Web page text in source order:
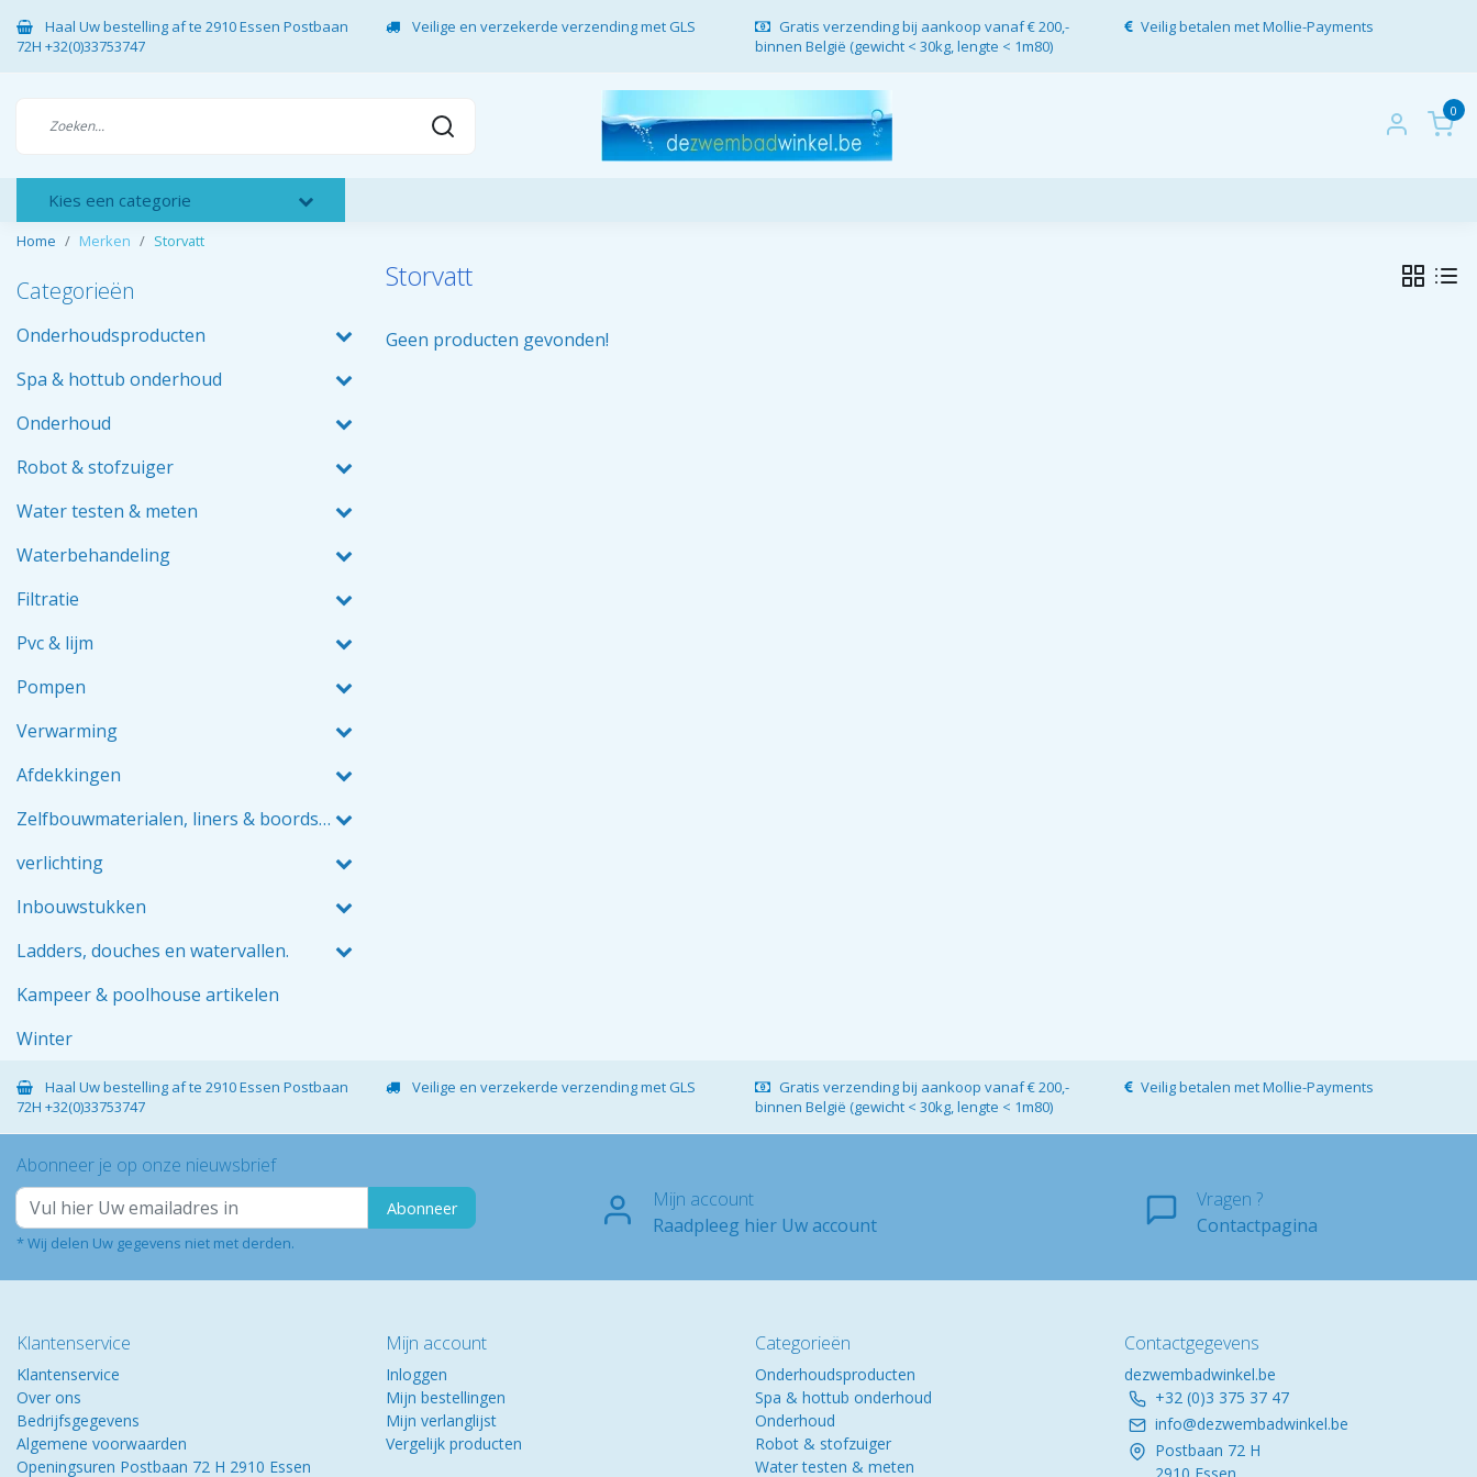
Haal Uw bestelling af te 2910 Essen Postbaan
72H +32(0)33753747
Veilige en verzekerde verzending met GLS
Gratis verzending bij aankoop vanaf € 200,-
binnen België (gewicht < 30kg, lengte < 1m80)
Veilig betalen met Mollie-Payments
0
Kies een categorie
Home Merken Storvatt
Categorieën
Onderhoudsproducten
Spa & hottub onderhoud
Onderhoud
Robot & stofzuiger
Water testen & meten
Waterbehandeling
Filtratie
Pvc & lijm
Pompen
Verwarming
Afdekkingen
Zelfbouwmaterialen, liners & boordstenen
verlichting
Inbouwstukken
Ladders, douches en watervallen.
Kampeer & poolhouse artikelen
Winter
Storvatt
Geen producten gevonden!
Haal Uw bestelling af te 2910 Essen Postbaan
72H +32(0)33753747
Veilige en verzekerde verzending met GLS
Gratis verzending bij aankoop vanaf € 200,-
binnen België (gewicht < 30kg, lengte < 1m80)
Veilig betalen met Mollie-Payments
Abonneer je op onze nieuwsbrief
Abonneer
* Wij delen Uw gegevens niet met derden.
Mijn account
Raadpleeg hier Uw account
Vragen ?
Contactpagina
Klantenservice
Klantenservice
Over ons
Bedrijfsgegevens
Algemene voorwaarden
Openingsuren Postbaan 72 H 2910 Essen
Mijn account
Inloggen
Mijn bestellingen
Mijn verlanglijst
Vergelijk producten
Categorieën
Onderhoudsproducten
Spa & hottub onderhoud
Onderhoud
Robot & stofzuiger
Water testen & meten
Contactgegevens
dezwembadwinkel.be
+32 (0)3 375 37 47
info@dezwembadwinkel.be
Postbaan 72 H